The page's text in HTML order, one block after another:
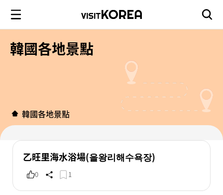
韓國各地景點
韓國各地景點
乙旺里海水浴場(을왕리해수욕장)
0 1